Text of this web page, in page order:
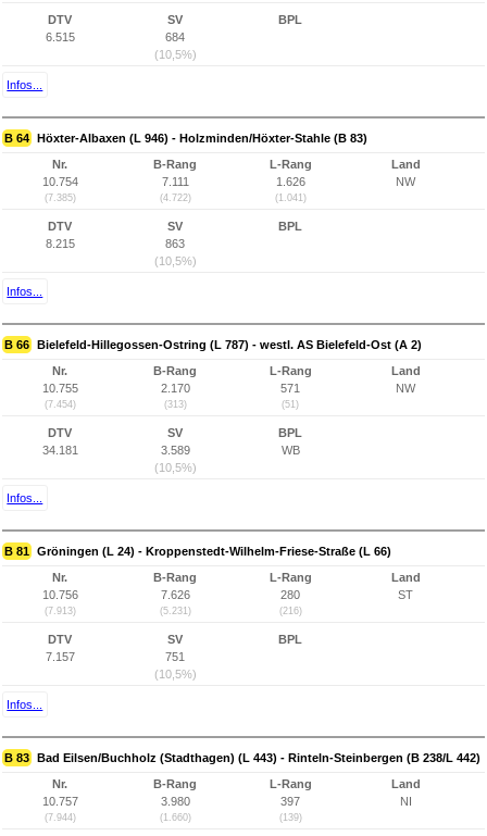
DTV
6.515
SV
684
(10,5%)
BPL
Infos...
B 64 Höxter-Albaxen (L 946) - Holzminden/Höxter-Stahle (B 83)
Nr.
10.754
(7.385)
B-Rang
7.111
(4.722)
L-Rang
1.626
(1.041)
Land
NW
DTV
8.215
SV
863
(10,5%)
BPL
Infos...
B 66 Bielefeld-Hillegossen-Ostring (L 787) - westl. AS Bielefeld-Ost (A 2)
Nr.
10.755
(7.454)
B-Rang
2.170
(313)
L-Rang
571
(51)
Land
NW
DTV
34.181
SV
3.589
(10,5%)
BPL
WB
Infos...
B 81 Gröningen (L 24) - Kroppenstedt-Wilhelm-Friese-Straße (L 66)
Nr.
10.756
(7.913)
B-Rang
7.626
(5.231)
L-Rang
280
(216)
Land
ST
DTV
7.157
SV
751
(10,5%)
BPL
Infos...
B 83 Bad Eilsen/Buchholz (Stadthagen) (L 443) - Rinteln-Steinbergen (B 238/L 442)
Nr.
10.757
(7.944)
B-Rang
3.980
(1.660)
L-Rang
397
(139)
Land
NI